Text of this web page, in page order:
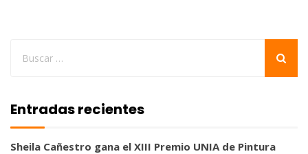
Entradas recientes
Sheila Cañestro gana el XIII Premio UNIA de Pintura